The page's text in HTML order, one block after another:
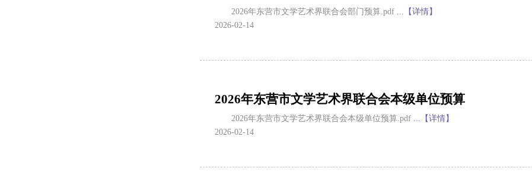
2026年东营市文学艺术界联合会部门预算.pdf
...【详情】
2026-02-14
2026年东营市文学艺术界联合会本级单位预算
2026年东营市文学艺术界联合会本级单位预算.pdf
...【详情】
2026-02-14